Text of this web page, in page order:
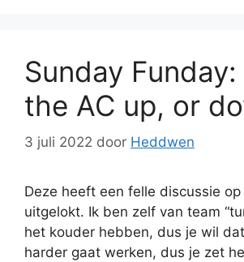
Sunday
the AC up, or
3 juli 2022 door Heddwen
Deze heeft een felle discussie
uitgelokt. Ik ben zelf van team
het kouder hebben, dus je wil
harder gaat werken, dus je zet